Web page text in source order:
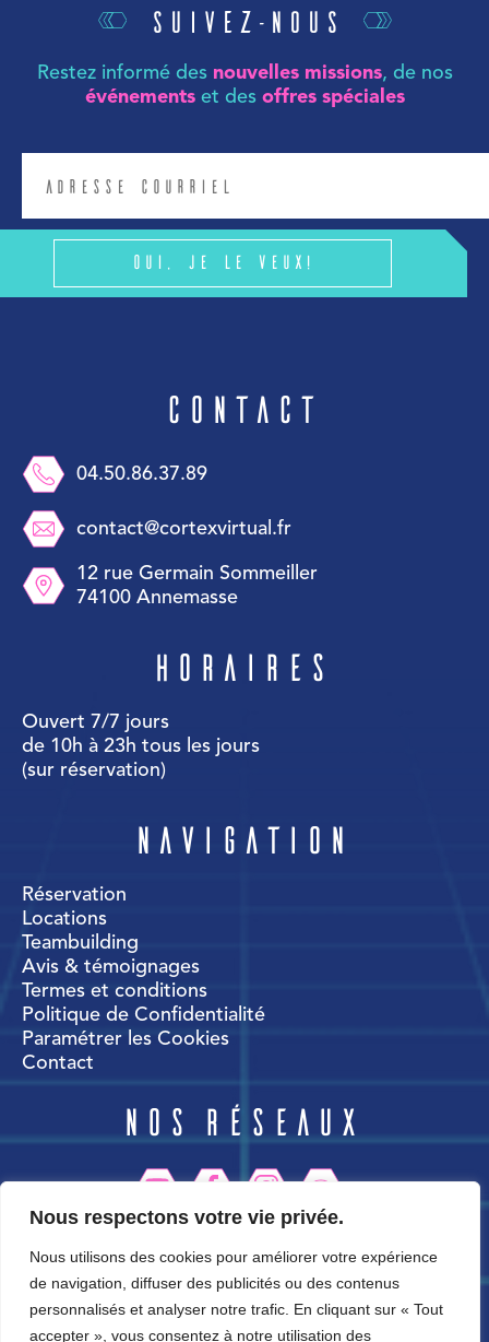
Nous respectons votre vie privée.
Nous utilisons des cookies pour améliorer votre expérience
de navigation, diffuser des publicités ou des contenus
personnalisés et analyser notre trafic. En cliquant sur « Tout
accepter », vous consentez à notre utilisation des
Suivez-nous
Restez informé des nouvelles missions, de nos
événementset des offres spéciales
Oui, je le veux!
Contact
04.50.86.37.89
contact@cortexvirtual.fr
12 rue Germain Sommeiller
74100 Annemasse
Horaires
Ouvert 7/7 jours
de 10h à 23h tous les jours
(sur réservation)
Navigation
Réservation
Locations
Teambuilding
Avis & témoignages
Termes et conditions
Politique de Confidentialité
Paramétrer les Cookies
Contact
Nos réseaux
CortexWorld